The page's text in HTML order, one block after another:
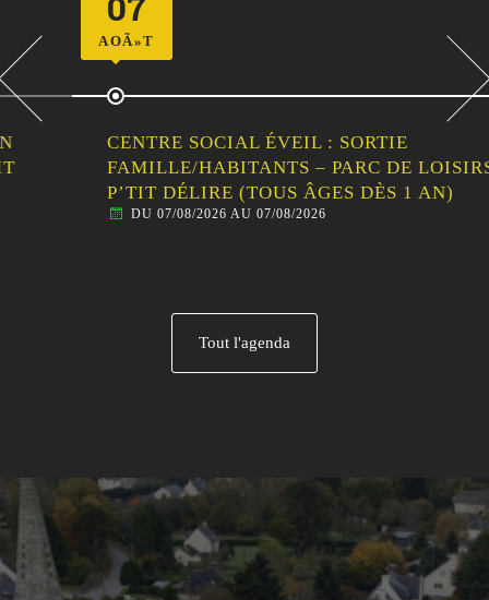
AOÃ»T
CENTRE SOCIAL ÉVEIL : SORTIE
FAMILLE/HABITANTS – PARC DE LOISIRS LE
P’TIT DÉLIRE (TOUS ÂGES DÈS 1 AN)
DU 07/08/2026 AU 07/08/2026
Tout l'agenda